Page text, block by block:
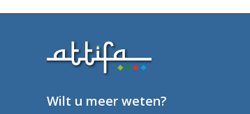
Wilt u meer weten?